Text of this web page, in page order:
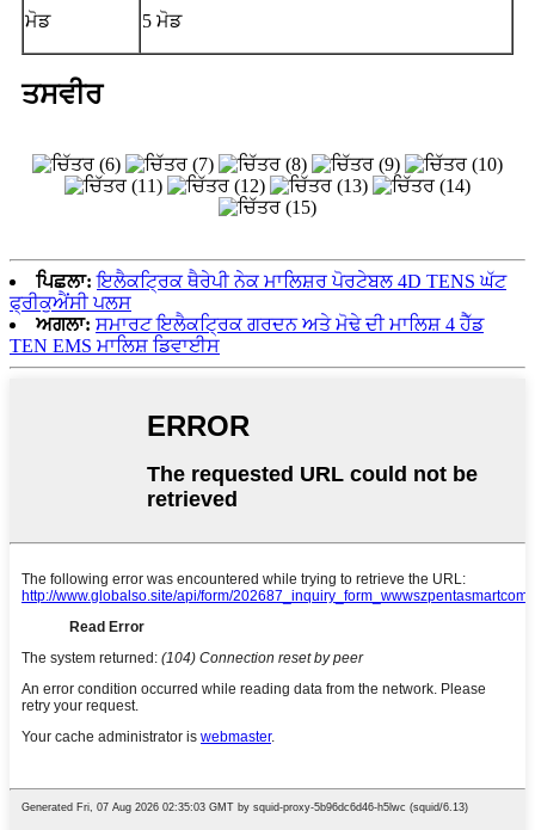
ਮੋਡ 5 ਮੋਡ
ਤਸਵੀਰ
ਪਿਛਲਾ: ਇਲੈਕਟ੍ਰਿਕ ਥੈਰੇਪੀ ਨੇਕ ਮਾਲਿਸ਼ਰ ਪੋਰਟੇਬਲ 4D TENS ਘੱਟ
ਫ੍ਰੀਕੁਐਂਸੀ ਪਲਸ
ਅਗਲਾ: ਸਮਾਰਟ ਇਲੈਕਟ੍ਰਿਕ ਗਰਦਨ ਅਤੇ ਮੋਢੇ ਦੀ ਮਾਲਿਸ਼ 4 ਹੈੱਡ
TEN EMS ਮਾਲਿਸ਼ ਡਿਵਾਈਸ